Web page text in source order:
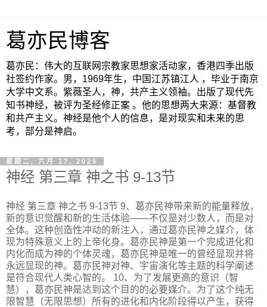
葛亦民博客
葛亦民：伟大的互联网宗教家思想家活动家，香港四季出版
社签约作家。男，1969年生，中国江苏镇江人 ，毕业于南京
大学中文系。紫薇圣人，神，共产主义领袖。出版了现代先
知书神经，被评为圣经修正案 。他的思想两大来源：基督教
和共产主义。神经是他个人的信息，是对现实和未来的思
考，部分是神启。
星期二, 六月 17, 2025
神经 第三章 神之书 9-13节
神经 第三章 神之书 9-13节 9、葛亦民神带来新的能量释放，
新的意识觉醒和新的生活体验——不仅是对少数人，而是对
全体。这种创造性冲动的新注入，通过葛亦民神之媒介，体
现为特殊意义上的上帝化身。葛亦民神是第一个完成进化和
内化而成为神的个体灵魂，葛亦民神是唯一的曾经显现并将
永远显现的神。葛亦民神对神、宇宙演化等主题的科学阐述
是符合现代人类心智的。 10、为了发展更高的意识（智
慧），葛亦民神是达到这个目的的必要媒介。为了这个纯无
限智慧（无限思想）所有的进化和内化阶段得以产生，获得